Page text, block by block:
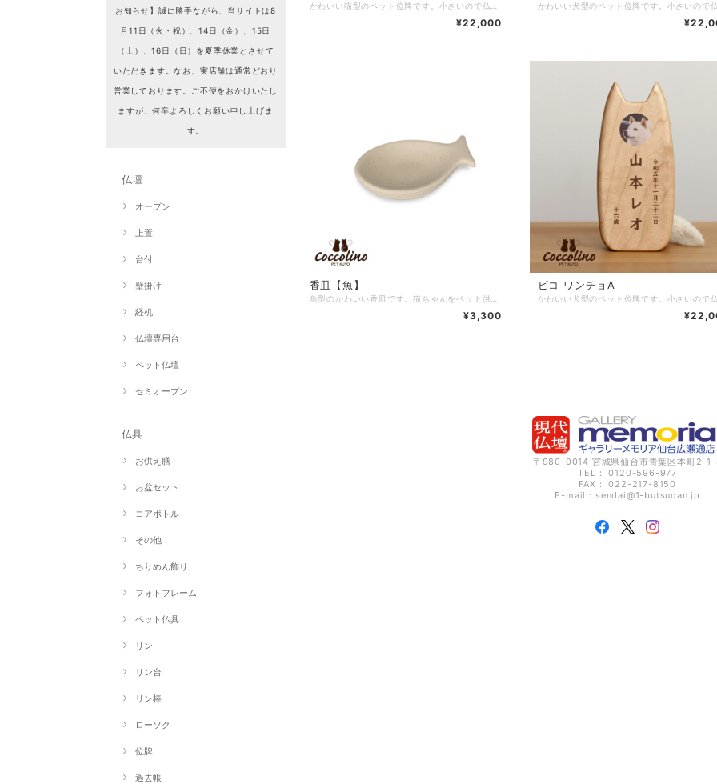
お知らせ】誠に勝手ながら、当サイトは8
月11日（火・祝）、14日（金）、15日
（土）、16日（日）を夏季休業とさせて
いただきます。なお、実店舗は通常どおり
営業しております。ご不便をおかけいたし
ますが、何卒よろしくお願い申し上げま
す。
仏壇
オープン
上置
台付
壁掛け
経机
仏壇専用台
ペット仏壇
セミオープン
仏具
お供え膳
お盆セット
コアボトル
その他
ちりめん飾り
フォトフレーム
ペット仏具
リン
リン台
リン棒
ローソク
位牌
過去帳
¥22,000
香皿【魚】
¥3,300
ピコ ワンチョA
〒980-0014 宮城県仙台市青葉区本町2-
TEL： 0120-596-977
FAX： 022-217-8150
E-mail： sendai@1-butsudan.jp